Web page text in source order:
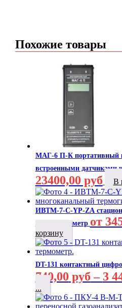
Похожие товары
МАГ-6 П-К портативный
встроенными датчиками
23400,00 руб
В
ИВТМ-7-C-YР-ZА
термогигрометр от
корзину
DT-131 контактный
740,00 руб – 3
...